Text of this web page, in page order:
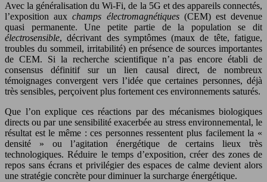
Avec la généralisation du Wi-Fi, de la 5G et des appareils connectés,
l’exposition auxchamps électromagnétiques(CEM) est devenue
quasi permanente. Une petite partie de la population se dit
électrosensible, décrivant des symptômes (maux de tête, fatigue,
troubles du sommeil, irritabilité) en présence de sources importantes
de CEM. Si la recherche scientifique n’a pas encore établi de
consensus définitif sur un lien causal direct, de nombreux
témoignages convergent vers l’idée que certaines personnes, déjà
très sensibles, perçoivent plus fortement ces environnements saturés.
Que l’on explique ces réactions par des mécanismes biologiques
directs ou par une sensibilité exacerbée au stress environnemental, le
résultat est le même : ces personnes ressentent plus facilement la «
densité » ou l’agitation énergétique de certains lieux très
technologiques. Réduire le temps d’exposition, créer des zones de
repos sans écrans et privilégier des espaces de calme devient alors
une stratégie concrète pour diminuer la surcharge énergétique.